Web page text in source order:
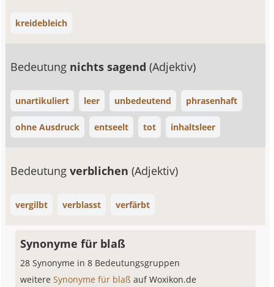
kreidebleich
Bedeutung nichts sagend(Adjektiv)
unartikuliert leer unbedeutend phrasenhaft
ohne Ausdruck entseelt tot inhaltsleer
Bedeutungverblichen(Adjektiv)
vergilbt verblasst verfärbt
Synonyme für blaß
28 Synonyme in 8 Bedeutungsgruppen
weitereSynonyme für blaßauf Woxikon.de